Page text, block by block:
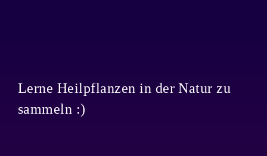
Lerne Heilpflanzen in der Natur zu
sammeln :)